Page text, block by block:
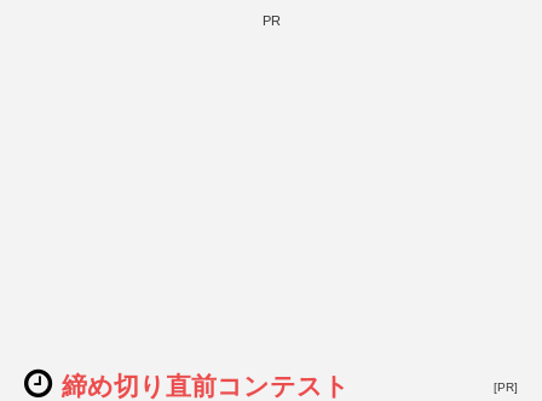
PR
締め切り直前コンテスト [PR]